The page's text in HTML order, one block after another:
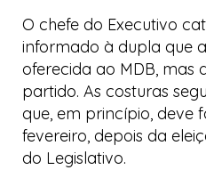
O chefe do Executivo
informado à dupla que
oferecida ao MDB, mas
partido. As costuras
que, em princípio, deve
fevereiro, depois da
do Legislativo.